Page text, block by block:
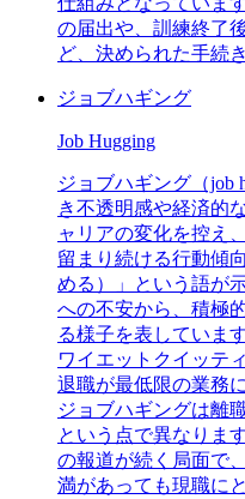
の届出や、訓練終了
ど、決められた手続
ジョブハギング
Job Hugging
ジョブハギング（job
き不透明感や経済的
ャリアの変化を控え
留まり続ける行動傾
める）」という語が
への不安から、積極
る様子を表していま
ワイエットクイッテ
退職が最低限の業務
ジョブハギングは離
という点で異なりま
の報道が続く局面で
満があっても現職に